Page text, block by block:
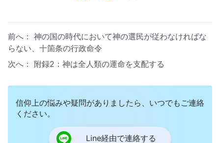
前へ： 神の国の時代において神の選民が従わなければな
らない、十箇条の行政命令
次へ： 附録2： 神は全人類の運命を支配する
信仰上の悩みや疑問がありましたら、いつでもご連絡
ください。
Line経由で連絡する